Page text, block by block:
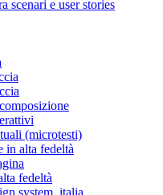
scenari e user stories
(microtesti)
in alta fedeltà
fedeltà
system .italia